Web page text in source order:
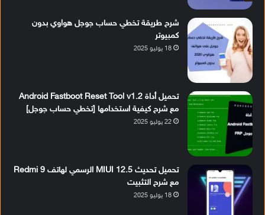
شرح طريقة تخطي حساب جوجل هواوي بدون
كمبيوتر
18 يوليو 2025
تحميل أداة Android Fastboot Reset Tool v1.2
مع شرح كيفية استخدامها [تخطي حساب جوجل]
22 يوليو 2025
تحميل تحديث MIUI 12.5 الرسمي لهاتف Redmi 9
مع شرح التثبيت
18 يوليو 2025